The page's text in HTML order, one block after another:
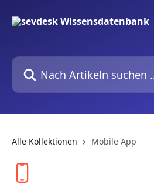
Nach Artikeln suchen …
Alle Kollektionen Mobile App